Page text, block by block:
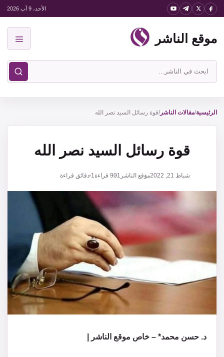
انتقل
المحتوى
الأحد، 9 آب 2026
موقع الناشر
ابحث
في
الناشر
الرئيسية/مقالات الناشر/قوة رسائل السيد نصر الله
قوة رسائل السيد نصر الله
شباط 21, 2022 موقع الناشر 901 قراءة1 دقائق قراءة
د. حسن محمد* – خاص موقع الناشر |